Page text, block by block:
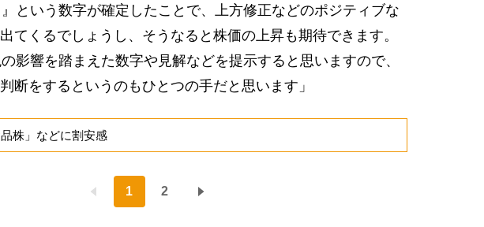
という数字が確定したことで、上方修正などのポジティブな
てくるでしょうし、そうなると株価の上昇も期待できます。
影響を踏まえた数字や見解などを提示すると思いますので、
断をするというのもひとつの手だと思います」
株」などに割安感
1 2